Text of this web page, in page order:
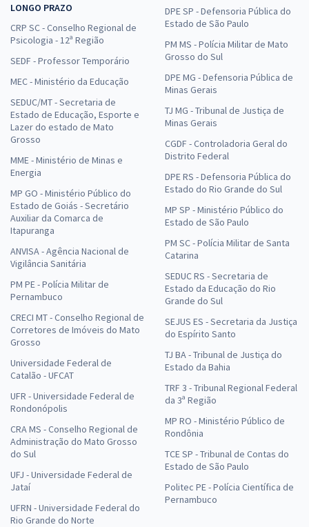
LONGO PRAZO
CRP SC - Conselho Regional de
Psicologia - 12ª Região
SEDF - Professor Temporário
MEC - Ministério da Educação
SEDUC/MT - Secretaria de
Estado de Educação, Esporte e
Lazer do estado de Mato
Grosso
MME - Ministério de Minas e
Energia
MP GO - Ministério Público do
Estado de Goiás - Secretário
Auxiliar da Comarca de
Itapuranga
ANVISA - Agência Nacional de
Vigilância Sanitária
PM PE - Polícia Militar de
Pernambuco
CRECI MT - Conselho Regional de
Corretores de Imóveis do Mato
Grosso
Universidade Federal de
Catalão - UFCAT
UFR - Universidade Federal de
Rondonópolis
CRA MS - Conselho Regional de
Administração do Mato Grosso
do Sul
UFJ - Universidade Federal de
Jataí
UFRN - Universidade Federal do
Rio Grande do Norte
DPE SP - Defensoria Pública do
Estado de São Paulo
PM MS - Polícia Militar de Mato
Grosso do Sul
DPE MG - Defensoria Pública de
Minas Gerais
TJ MG - Tribunal de Justiça de
Minas Gerais
CGDF - Controladoria Geral do
Distrito Federal
DPE RS - Defensoria Pública do
Estado do Rio Grande do Sul
MP SP - Ministério Público do
Estado de São Paulo
PM SC - Polícia Militar de Santa
Catarina
SEDUC RS - Secretaria de
Estado da Educação do Rio
Grande do Sul
SEJUS ES - Secretaria da Justiça
do Espírito Santo
TJ BA - Tribunal de Justiça do
Estado da Bahia
TRF 3 - Tribunal Regional Federal
da 3ª Região
MP RO - Ministério Público de
Rondônia
TCE SP - Tribunal de Contas do
Estado de São Paulo
Politec PE - Polícia Científica de
Pernambuco